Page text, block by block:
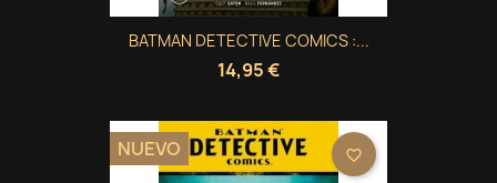
BATMAN DETECTIVE COMICS :...
14,95 €
NUEVO favorite_border